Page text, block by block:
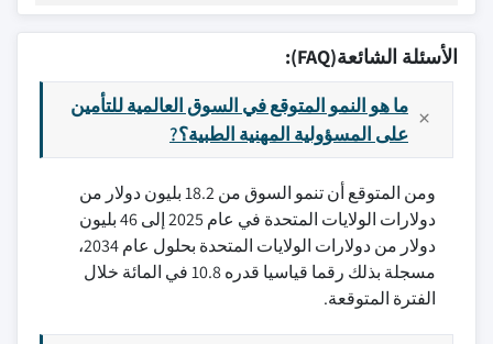
الأسئلة الشائعة(FAQ):
ما هو النمو المتوقع في السوق العالمية للتأمين
على المسؤولية المهنية الطبية؟?
ومن المتوقع أن تنمو السوق من 18.2 بليون دولار من
دولارات الولايات المتحدة في عام 2025 إلى 46 بليون
دولار من دولارات الولايات المتحدة بحلول عام 2034،
مسجلة بذلك رقما قياسيا قدره 10.8 في المائة خلال
الفترة المتوقعة.